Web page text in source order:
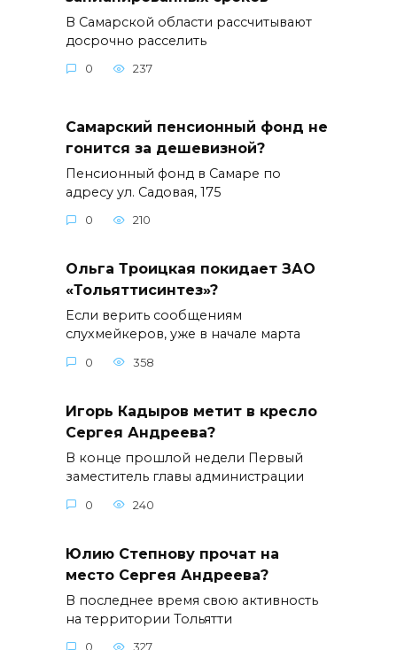
В Самарской области рассчитывают
досрочно расселить
0 237
Самарский пенсионный фонд не
гонится за дешевизной?
Пенсионный фонд в Самаре по
адресу ул. Садовая, 175
0 210
Ольга Троицкая покидает ЗАО
«Тольяттисинтез»?
Если верить сообщениям
слухмейкеров, уже в начале марта
0 358
Игорь Кадыров метит в кресло
Сергея Андреева?
В конце прошлой недели Первый
заместитель главы администрации
0 240
Юлию Степнову прочат на
место Сергея Андреева?
В последнее время свою активность
на территории Тольятти
0 327